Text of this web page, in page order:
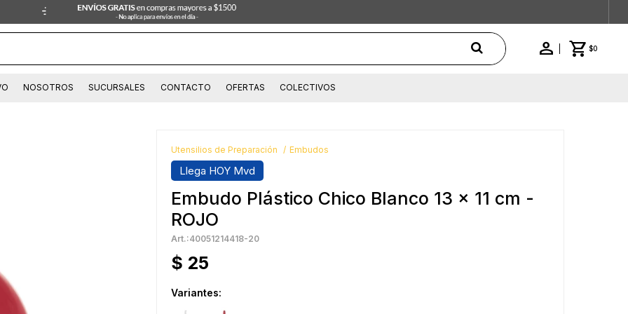
$0
NOSOTROS SUCURSALES CONTACTO OFERTAS COLECTIVOS
Utensilios de Preparación Embudos
Llega HOY Mvd
Embudo Plástico Chico Blanco 13 x 11 cm -
ROJO
40051214418-20
$ 25
Variantes: